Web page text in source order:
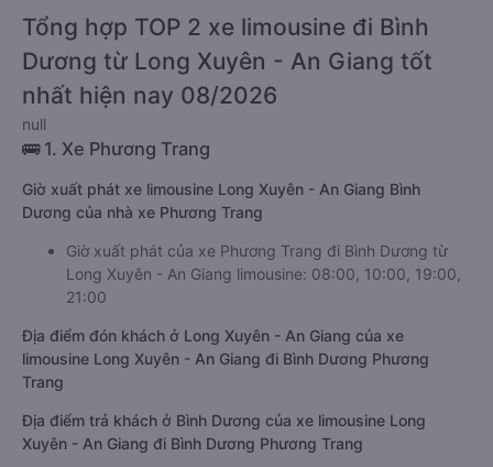
Tổng hợp TOP 2 xe limousine đi Bình
Dương từ Long Xuyên - An Giang tốt
nhất hiện nay 08/2026
null
🚌 1. Xe Phương Trang
Giờ xuất phát xe limousine Long Xuyên - An Giang Bình
Dương của nhà xe Phương Trang
Giờ xuất phát của xe Phương Trang đi Bình Dương từ
Long Xuyên - An Giang limousine: 08:00, 10:00, 19:00,
21:00
Địa điểm đón khách ở Long Xuyên - An Giang của xe
limousine Long Xuyên - An Giang đi Bình Dương Phương
Trang
Địa điểm trả khách ở Bình Dương của xe limousine Long
Xuyên - An Giang đi Bình Dương Phương Trang